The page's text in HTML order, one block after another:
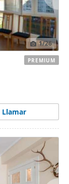
1/26
Llamar
PREMIUM